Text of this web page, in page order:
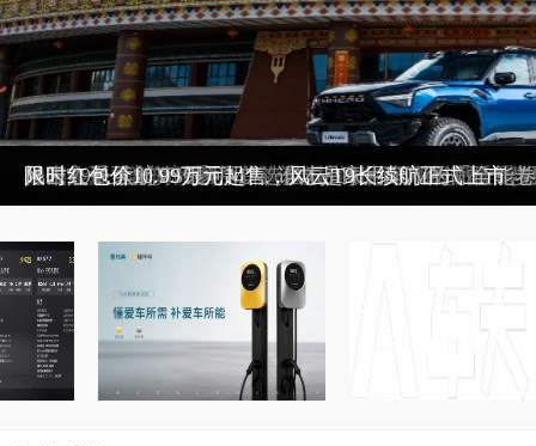
重构行业规则：启境GT7全系智驾标配华为乾崑智驾